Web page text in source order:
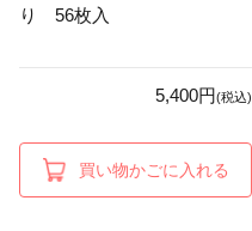
り 56枚入
5,400円(税込)
買い物かごに入れる